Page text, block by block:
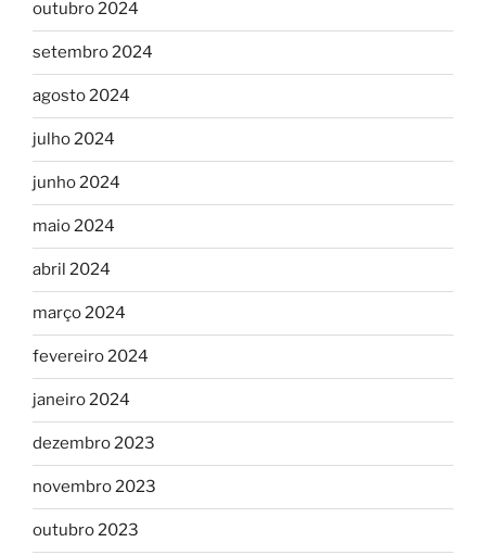
outubro 2024
setembro 2024
agosto 2024
julho 2024
junho 2024
maio 2024
abril 2024
março 2024
fevereiro 2024
janeiro 2024
dezembro 2023
novembro 2023
outubro 2023